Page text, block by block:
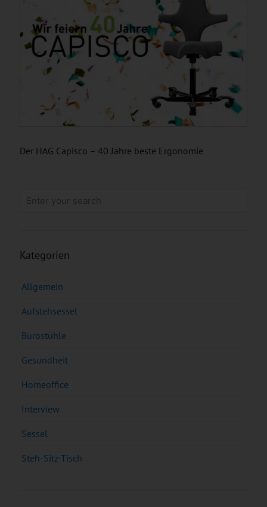
Der HAG Capisco – 40 Jahre beste Ergonomie
Kategorien
Allgemein
Aufstehsessel
Bürostühle
Gesundheit
Homeoffice
Interview
Sessel
Steh-Sitz-Tisch